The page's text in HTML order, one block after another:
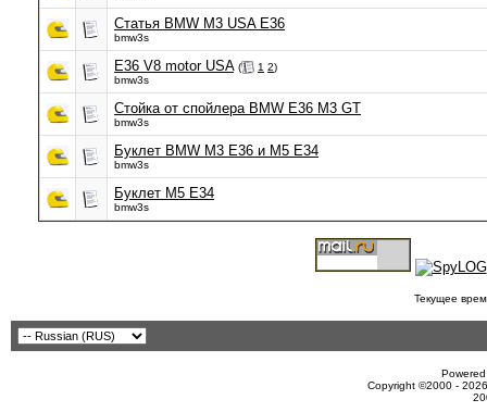
Статья BMW M3 USA E36
bmw3s
E36 V8 motor USA ( 1 2)
bmw3s
Стойка от спойлера BMW E36 M3 GT
bmw3s
Буклет BMW M3 E36 и M5 E34
bmw3s
Буклет М5 Е34
bmw3s
Текущее
Copyright ©2000 -